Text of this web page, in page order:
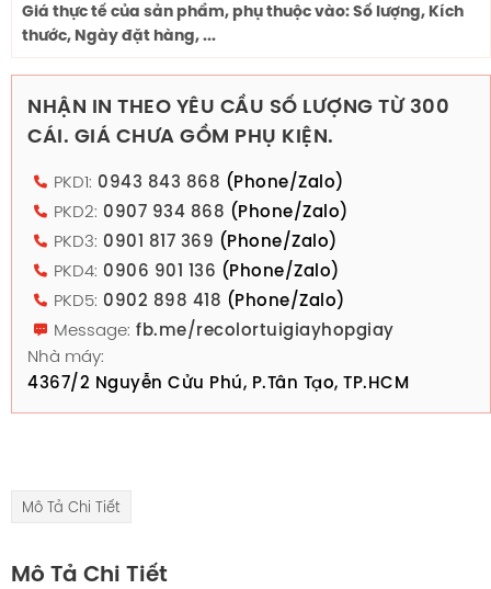
Giá thực tế của sản phẩm, phụ thuộc vào: Số lượng, Kích
thước, Ngày đặt hàng, ...
NHẬN IN THEO YÊU CẦU SỐ LƯỢNG TỪ 300
CÁI. GIÁ CHƯA GỒM PHỤ KIỆN.
PKD1: 0943 843 868 (Phone/Zalo)
PKD2: 0907 934 868 (Phone/Zalo)
PKD3: 0901 817 369 (Phone/Zalo)
PKD4: 0906 901 136 (Phone/Zalo)
PKD5: 0902 898 418 (Phone/Zalo)
Message: fb.me/recolortuigiayhopgiay
Nhà máy:
4367/2 Nguyễn Cửu Phú, P.Tân Tạo, TP.HCM
Mô Tả Chi Tiết
Mô Tả Chi Tiết